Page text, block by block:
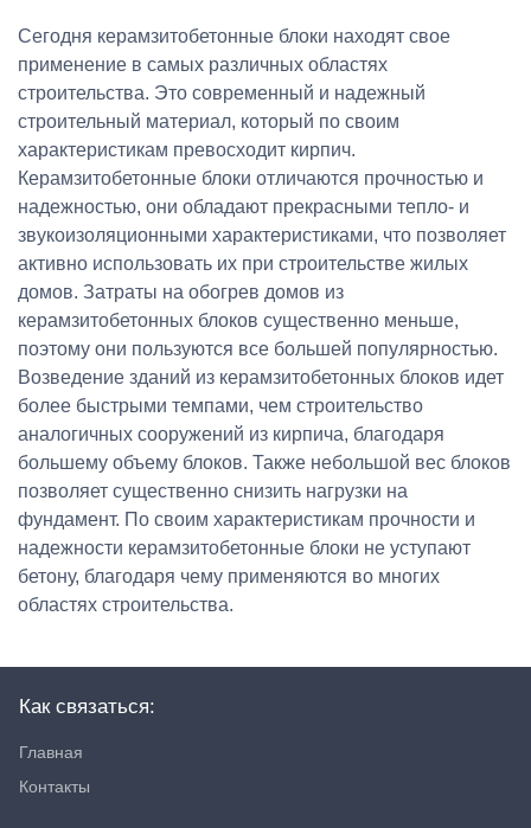
Сегодня керамзитобетонные блоки находят свое
применение в самых различных областях
строительства. Это современный и надежный
строительный материал, который по своим
характеристикам превосходит кирпич.
Керамзитобетонные блоки отличаются прочностью и
надежностью, они обладают прекрасными тепло- и
звукоизоляционными характеристиками, что позволяет
активно использовать их при строительстве жилых
домов. Затраты на обогрев домов из
керамзитобетонных блоков существенно меньше,
поэтому они пользуются все большей популярностью.
Возведение зданий из керамзитобетонных блоков идет
более быстрыми темпами, чем строительство
аналогичных сооружений из кирпича, благодаря
большему объему блоков. Также небольшой вес блоков
позволяет существенно снизить нагрузки на
фундамент. По своим характеристикам прочности и
надежности керамзитобетонные блоки не уступают
бетону, благодаря чему применяются во многих
областях строительства.
Как связаться:
Главная
Контакты